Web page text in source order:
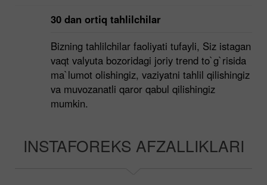
30 dan ortiq tahlilchilar
Bizning tahlilchilar faoliyati tufayli, Siz istagan
vaqt valyuta bozoridagi joriy trend to`g`risida
ma`lumot olishingiz, vaziyatni tahlil qilishingiz
va muvozanatli qaror qabul qilishingiz
mumkin.
INSTAFOREKS AFZALLIKLARI